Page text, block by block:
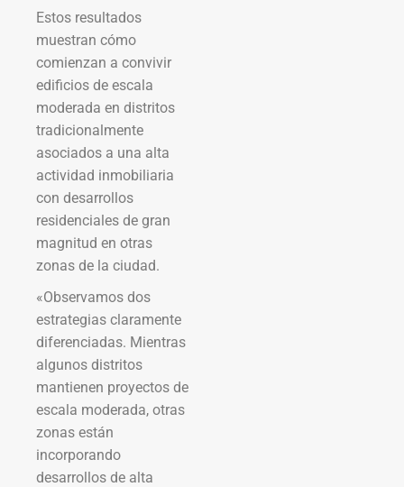
Estos resultados
muestran cómo
comienzan a convivir
edificios de escala
moderada en distritos
tradicionalmente
asociados a una alta
actividad inmobiliaria
con desarrollos
residenciales de gran
magnitud en otras
zonas de la ciudad.
«Observamos dos
estrategias claramente
diferenciadas. Mientras
algunos distritos
mantienen proyectos de
escala moderada, otras
zonas están
incorporando
desarrollos de alta